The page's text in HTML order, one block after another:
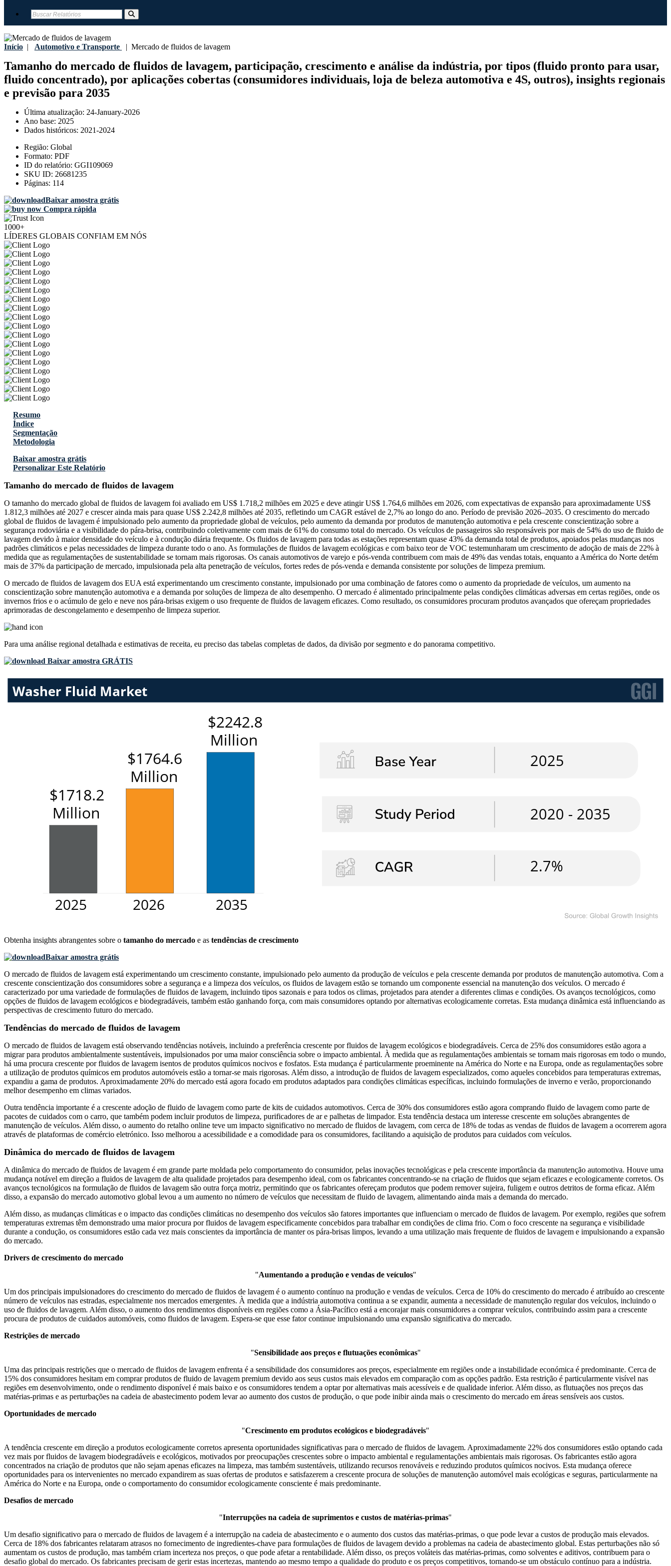
Início | Automotivo e Transporte | Mercado de fluidos de lavagem
Tamanho do mercado de fluidos de lavagem, participação, crescimento e análise da indústria, por tipos (fluido pronto para usar,
fluido concentrado), por aplicações cobertas (consumidores individuais, loja de beleza automotiva e 4S, outros), insights regionais
e previsão para 2035
Última atualização: 24-January-2026
Ano base: 2025
Dados históricos: 2021-2024
Região: Global
Formato: PDF
ID do relatório: GGI109069
SKU ID: 26681235
Páginas: 114
Baixar amostra grátis
Compra rápida
1000+
LÍDERES GLOBAIS CONFIAM EM NÓS
Resumo
Índice
Segmentação
Metodologia
Baixar amostra grátis
Personalizar Este Relatório
Tamanho do mercado de fluidos de lavagem
O tamanho do mercado global de fluidos de lavagem foi avaliado em US$ 1.718,2 milhões em 2025 e deve atingir US$ 1.764,6 milhões em 2026, com expectativas de expansão para aproximadamente US$
1.812,3 milhões até 2027 e crescer ainda mais para quase US$ 2.242,8 milhões até 2035, refletindo um CAGR estável de 2,7% ao longo do ano. Período de previsão 2026–2035. O crescimento do mercado
global de fluidos de lavagem é impulsionado pelo aumento da propriedade global de veículos, pelo aumento da demanda por produtos de manutenção automotiva e pela crescente conscientização sobre a
segurança rodoviária e a visibilidade do pára-brisa, contribuindo coletivamente com mais de 61% do consumo total do mercado. Os veículos de passageiros são responsáveis ​​por mais de 54% do uso de fluido de
lavagem devido à maior densidade do veículo e à condução diária frequente. Os fluidos de lavagem para todas as estações representam quase 43% da demanda total de produtos, apoiados pelas mudanças nos
padrões climáticos e pelas necessidades de limpeza durante todo o ano. As formulações de fluidos de lavagem ecológicas e com baixo teor de VOC testemunharam um crescimento de adoção de mais de 22% à
medida que as regulamentações de sustentabilidade se tornam mais rigorosas. Os canais automotivos de varejo e pós-venda contribuem com mais de 49% das vendas totais, enquanto a América do Norte detém
mais de 37% da participação de mercado, impulsionada pela alta penetração de veículos, fortes redes de pós-venda e demanda consistente por soluções de limpeza premium.
O mercado de fluidos de lavagem dos EUA está experimentando um crescimento constante, impulsionado por uma combinação de fatores como o aumento da propriedade de veículos, um aumento na
conscientização sobre manutenção automotiva e a demanda por soluções de limpeza de alto desempenho. O mercado é alimentado principalmente pelas condições climáticas adversas em certas regiões, onde os
invernos frios e o acúmulo de gelo e neve nos pára-brisas exigem o uso frequente de fluidos de lavagem eficazes. Como resultado, os consumidores procuram produtos avançados que ofereçam propriedades
aprimoradas de descongelamento e desempenho de limpeza superior.
Para uma análise regional detalhada e estimativas de receita, eu preciso das tabelas completas de dados, da divisão por segmento e do panorama competitivo.
Baixar amostra GRÁTIS
Obtenha insights abrangentes sobre o tamanho do mercado e as tendências de crescimento
Baixar amostra grátis
O mercado de fluidos de lavagem está experimentando um crescimento constante, impulsionado pelo aumento da produção de veículos e pela crescente demanda por produtos de manutenção automotiva. Com a
crescente conscientização dos consumidores sobre a segurança e a limpeza dos veículos, os fluidos de lavagem estão se tornando um componente essencial na manutenção dos veículos. O mercado é
caracterizado por uma variedade de formulações de fluidos de lavagem, incluindo tipos sazonais e para todos os climas, projetados para atender a diferentes climas e condições. Os avanços tecnológicos, como
opções de fluidos de lavagem ecológicos e biodegradáveis, também estão ganhando força, com mais consumidores optando por alternativas ecologicamente corretas. Esta mudança dinâmica está influenciando as
perspectivas de crescimento futuro do mercado.
Tendências do mercado de fluidos de lavagem
O mercado de fluidos de lavagem está observando tendências notáveis, incluindo a preferência crescente por fluidos de lavagem ecológicos e biodegradáveis. Cerca de 25% dos consumidores estão agora a
migrar para produtos ambientalmente sustentáveis, impulsionados por uma maior consciência sobre o impacto ambiental. À medida que as regulamentações ambientais se tornam mais rigorosas em todo o mundo,
há uma procura crescente por fluidos de lavagem isentos de produtos químicos nocivos e fosfatos. Esta mudança é particularmente proeminente na América do Norte e na Europa, onde as regulamentações sobre
a utilização de produtos químicos em produtos automóveis estão a tornar-se mais rigorosas. Além disso, a introdução de fluidos de lavagem especializados, como aqueles concebidos para temperaturas extremas,
expandiu a gama de produtos. Aproximadamente 20% do mercado está agora focado em produtos adaptados para condições climáticas específicas, incluindo formulações de inverno e verão, proporcionando
melhor desempenho em climas variados.
Outra tendência importante é a crescente adoção de fluido de lavagem como parte de kits de cuidados automotivos. Cerca de 30% dos consumidores estão agora comprando fluido de lavagem como parte de
pacotes de cuidados com o carro, que também podem incluir produtos de limpeza, purificadores de ar e palhetas de limpador. Esta tendência destaca um interesse crescente em soluções abrangentes de
manutenção de veículos. Além disso, o aumento do retalho online teve um impacto significativo no mercado de fluidos de lavagem, com cerca de 18% de todas as vendas de fluidos de lavagem a ocorrerem agora
através de plataformas de comércio eletrónico. Isso melhorou a acessibilidade e a comodidade para os consumidores, facilitando a aquisição de produtos para cuidados com veículos.
Dinâmica do mercado de fluidos de lavagem
A dinâmica do mercado de fluidos de lavagem é em grande parte moldada pelo comportamento do consumidor, pelas inovações tecnológicas e pela crescente importância da manutenção automotiva. Houve uma
mudança notável em direção a fluidos de lavagem de alta qualidade projetados para desempenho ideal, com os fabricantes concentrando-se na criação de fluidos que sejam eficazes e ecologicamente corretos. Os
avanços tecnológicos na formulação de fluidos de lavagem são outra força motriz, permitindo que os fabricantes ofereçam produtos que podem remover sujeira, fuligem e outros detritos de forma eficaz. Além
disso, a expansão do mercado automotivo global levou a um aumento no número de veículos que necessitam de fluido de lavagem, alimentando ainda mais a demanda do mercado.
Além disso, as mudanças climáticas e o impacto das condições climáticas no desempenho dos veículos são fatores importantes que influenciam o mercado de fluidos de lavagem. Por exemplo, regiões que sofrem
temperaturas extremas têm demonstrado uma maior procura por fluidos de lavagem especificamente concebidos para trabalhar em condições de clima frio. Com o foco crescente na segurança e visibilidade
durante a condução, os consumidores estão cada vez mais conscientes da importância de manter os pára-brisas limpos, levando a uma utilização mais frequente de fluidos de lavagem e impulsionando a expansão
do mercado.
Drivers de crescimento do mercado
"Aumentando a produção e vendas de veículos"
Um dos principais impulsionadores do crescimento do mercado de fluidos de lavagem é o aumento contínuo na produção e vendas de veículos. Cerca de 10% do crescimento do mercado é atribuído ao crescente
número de veículos nas estradas, especialmente nos mercados emergentes. À medida que a indústria automotiva continua a se expandir, aumenta a necessidade de manutenção regular dos veículos, incluindo o
uso de fluidos de lavagem. Além disso, o aumento dos rendimentos disponíveis em regiões como a Ásia-Pacífico está a encorajar mais consumidores a comprar veículos, contribuindo assim para a crescente
procura de produtos de cuidados automóveis, como fluidos de lavagem. Espera-se que esse fator continue impulsionando uma expansão significativa do mercado.
Restrições de mercado
"Sensibilidade aos preços e flutuações econômicas"
Uma das principais restrições que o mercado de fluidos de lavagem enfrenta é a sensibilidade dos consumidores aos preços, especialmente em regiões onde a instabilidade económica é predominante. Cerca de
15% dos consumidores hesitam em comprar produtos de fluido de lavagem premium devido aos seus custos mais elevados em comparação com as opções padrão. Esta restrição é particularmente visível nas
regiões em desenvolvimento, onde o rendimento disponível é mais baixo e os consumidores tendem a optar por alternativas mais acessíveis e de qualidade inferior. Além disso, as flutuações nos preços das
matérias-primas e as perturbações na cadeia de abastecimento podem levar ao aumento dos custos de produção, o que pode inibir ainda mais o crescimento do mercado em áreas sensíveis aos custos.
Oportunidades de mercado
"Crescimento em produtos ecológicos e biodegradáveis"
A tendência crescente em direção a produtos ecologicamente corretos apresenta oportunidades significativas para o mercado de fluidos de lavagem. Aproximadamente 22% dos consumidores estão optando cada
vez mais por fluidos de lavagem biodegradáveis ​​e ecológicos, motivados por preocupações crescentes sobre o impacto ambiental e regulamentações ambientais mais rigorosas. Os fabricantes estão agora
concentrados na criação de produtos que não sejam apenas eficazes na limpeza, mas também sustentáveis, utilizando recursos renováveis ​​e reduzindo produtos químicos nocivos. Esta mudança oferece
oportunidades para os intervenientes no mercado expandirem as suas ofertas de produtos e satisfazerem a crescente procura de soluções de manutenção automóvel mais ecológicas e seguras, particularmente na
América do Norte e na Europa, onde o comportamento do consumidor ecologicamente consciente é mais predominante.
Desafios de mercado
"Interrupções na cadeia de suprimentos e custos de matérias-primas"
Um desafio significativo para o mercado de fluidos de lavagem é a interrupção na cadeia de abastecimento e o aumento dos custos das matérias-primas, o que pode levar a custos de produção mais elevados.
Cerca de 18% dos fabricantes relataram atrasos no fornecimento de ingredientes-chave para formulações de fluidos de lavagem devido a problemas na cadeia de abastecimento global. Estas perturbações não só
aumentam os custos de produção, mas também criam incerteza nos preços, o que pode afetar a rentabilidade. Além disso, os preços voláteis das matérias-primas, como solventes e aditivos, contribuem para o
desafio global do mercado. Os fabricantes precisam de gerir estas incertezas, mantendo ao mesmo tempo a qualidade do produto e os preços competitivos, tornando-se um obstáculo contínuo para a indústria.